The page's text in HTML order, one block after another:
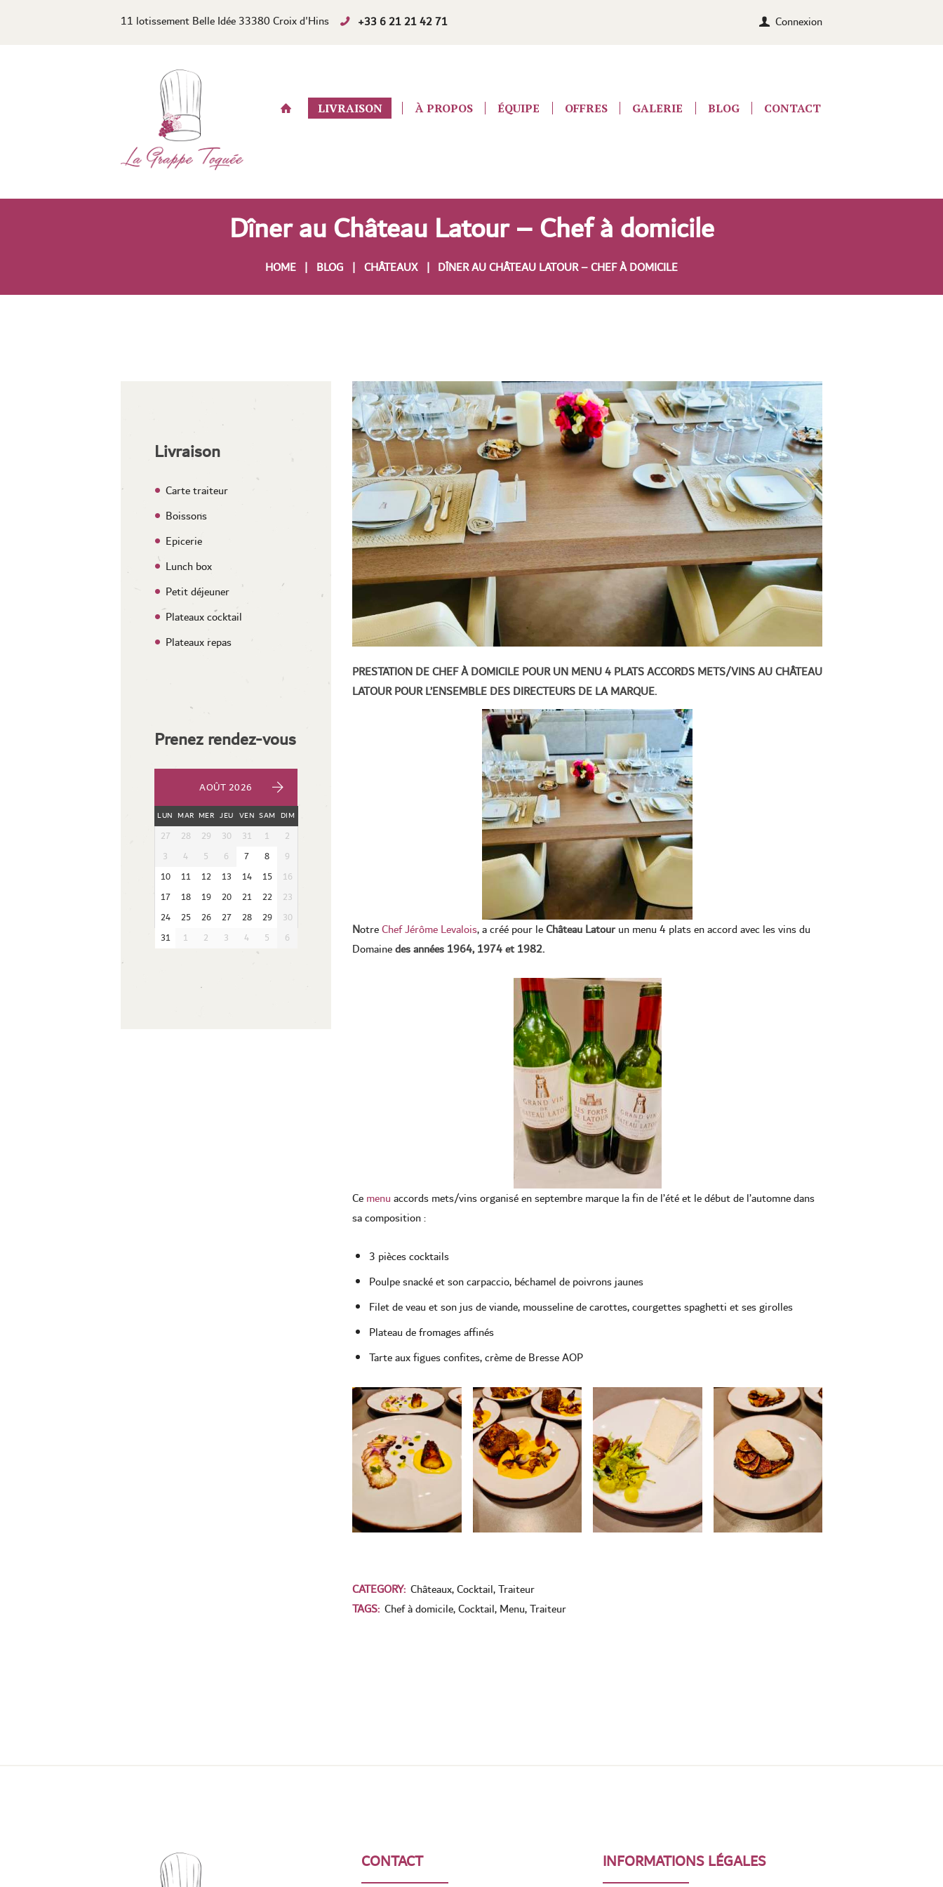
11 lotissement Belle Idée 33380 Croix d'Hins +33 6 21 21 42 71 Connexion
LIVRAISON À PROPOS ÉQUIPE OFFRES GALERIE BLOG CONTACT
Dîner au Château Latour – Chef à domicile
HOME BLOG CHÂTEAUX DÎNER AU CHÂTEAU LATOUR – CHEF À DOMICILE
PRESTATION DE CHEF À DOMICILE POUR UN MENU 4 PLATS ACCORDS METS/VINS AU CHÂTEAU
LATOUR POUR L’ENSEMBLE DES DIRECTEURS DE LA MARQUE.
NotreChef Jérôme Levalois, a créé pour leChâteau Latourun menu 4 plats en accord avec les vins du
Domainedes années 1964, 1974 et 1982.
Cemenuaccords mets/vins organisé en septembre marque la fin de l’été et le début de l’automne dans
sa composition :
3 pièces cocktails
Poulpe snacké et son carpaccio, béchamel de poivrons jaunes
Filet de veau et son jus de viande, mousseline de carottes, courgettes spaghetti et ses girolles
Plateau de fromages affinés
Tarte aux figues confites, crème de Bresse AOP
CATEGORY: Châteaux,Cocktail,Traiteur
TAGS: Chef à domicile,Cocktail,Menu,Traiteur
Livraison
Carte traiteur
Boissons
Epicerie
Lunch box
Petit déjeuner
Plateaux cocktail
Plateaux repas
Prenez rendez-vous
AOÛT 2026
LUN MAR MER JEU VEN SAM DIM
27 28 29 30 31 1
2
3
4 5 6 7 8
9
10
11 12 13 14 15
16
17
18 19 20 21 22
23
24
25 26 27 28 29
30
31
1 2 3 4 5 6
CONTACT INFORMATIONS LÉGALES